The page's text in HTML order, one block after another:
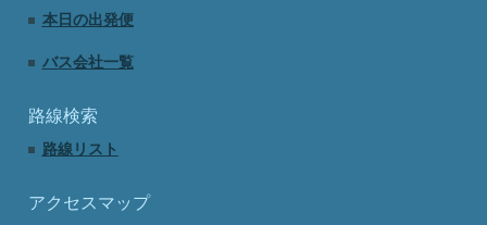
本日の出発便
バス会社一覧
路線検索
路線リスト
アクセスマップ